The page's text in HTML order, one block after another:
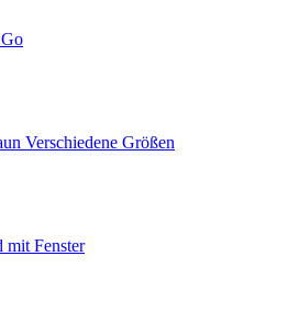
Verschiedene Größen
mit Fenster